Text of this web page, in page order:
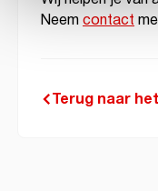
Neemcontact
Terug naar